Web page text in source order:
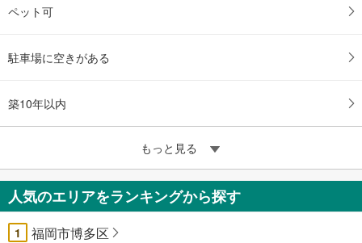
ペット可
駐車場に空きがある
築10年以内
もっと見る
人気のエリアをランキングから探す
1 福岡市博多区